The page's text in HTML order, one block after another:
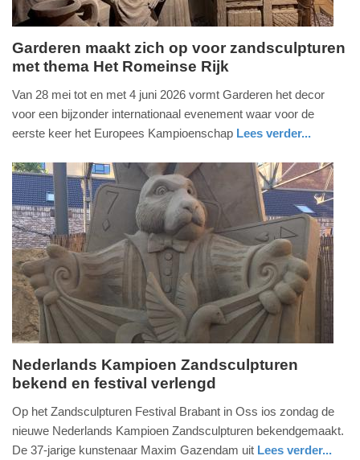
donderdag,
21:43
Update:
23-
04-
2026
22:07
Garderen maakt zich op voor zandsculpturen
met thema Het Romeinse Rijk
Van 28 mei tot en met 4 juni 2026 vormt Garderen het decor
voor een bijzonder internationaal evenement waar voor de
eerste keer het Europees Kampioenschap Lees verder...
zondag,
augustus
Nederlands Kampioen Zandsculpturen
bekend en festival verlengd
Op het Zandsculpturen Festival Brabant in Oss ios zondag de
nieuwe Nederlands Kampioen Zandsculpturen bekendgemaakt.
De 37-jarige kunstenaar Maxim Gazendam uit Lees verder...